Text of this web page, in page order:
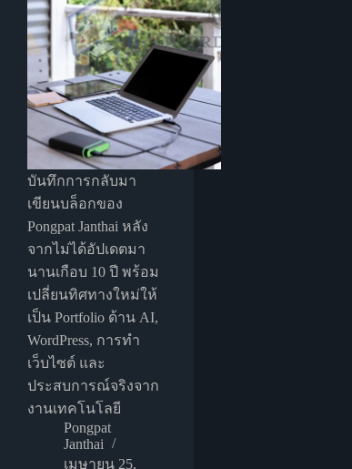
บันทึกการกลับมา
เขียนบล็อกของ
Pongpat Janthai หลัง
จากไม่ได้อัปเดตมา
นานเกือบ 10 ปี พร้อม
เปลี่ยนทิศทางใหม่ให้
เป็น Portfolio ด้าน AI,
WordPress, การทำ
เว็บไซต์ และ
ประสบการณ์จริงจาก
งานเทคโนโลยี
Pongpat
Janthai
เมษายน 25,